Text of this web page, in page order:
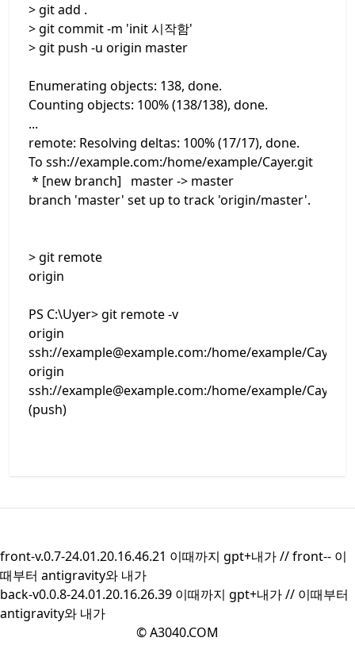
> git add .
> git commit -m 'init 시작함'
> git push -u origin master
Enumerating objects: 138, done.
Counting objects: 100% (138/138), done.
...
remote: Resolving deltas: 100% (17/17), done.
To ssh://example.com:/home/example/Cayer.git
* [new branch] master -> master
branch 'master' set up to track 'origin/master'.
> git remote
origin
PS C:\Uyer> git remote -v
origin
ssh://example@example.com:/home/example/
origin
ssh://example@example.com:/home/example/
(push)
front-v.0.7-24.01.20.16.46.21 이때까지 gpt+내가 //front-- 이
때부터 antigravity와 내가
back-v0.0.8-24.01.20.16.26.39 이때까지 gpt+내가 // 이때부터
antigravity와 내가
© A3040.COM